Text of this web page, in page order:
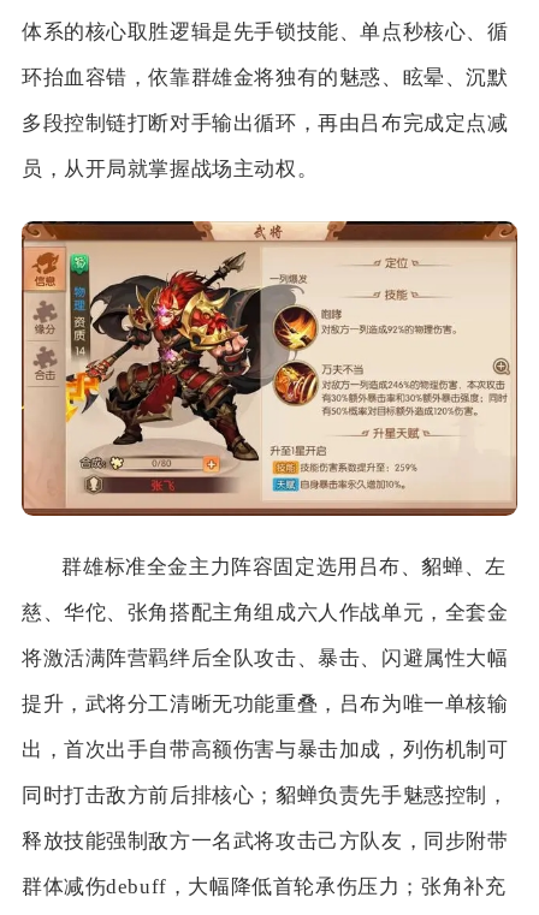
体系的核心取胜逻辑是先手锁技能、单点秒核心、循
环抬血容错，依靠群雄金将独有的魅惑、眩晕、沉默
多段控制链打断对手输出循环，再由吕布完成定点减
员，从开局就掌握战场主动权。
群雄标准全金主力阵容固定选用吕布、貂蝉、左
慈、华佗、张角搭配主角组成六人作战单元，全套金
将激活满阵营羁绊后全队攻击、暴击、闪避属性大幅
提升，武将分工清晰无功能重叠，吕布为唯一单核输
出，首次出手自带高额伤害与暴击加成，列伤机制可
同时打击敌方前后排核心；貂蝉负责先手魅惑控制，
释放技能强制敌方一名武将攻击己方队友，同步附带
群体减伤debuff，大幅降低首轮承伤压力；张角补充